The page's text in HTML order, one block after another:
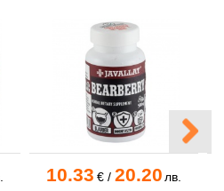
10.33 €/ 20.20 лв.